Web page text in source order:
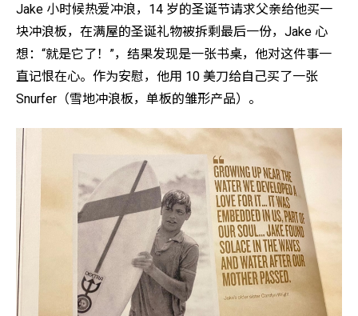
Jake 小时候热爱冲浪，14 岁的圣诞节请求父亲给他买一
块冲浪板，在满屋的圣诞礼物被拆剩最后一份，Jake 心
想：“就是它了！”，结果发现是一张书桌，他对这件事一
直记恨在心。作为安慰，他用 10 美刀给自己买了一张
Snurfer（雪地冲浪板，单板的雏形产品）。